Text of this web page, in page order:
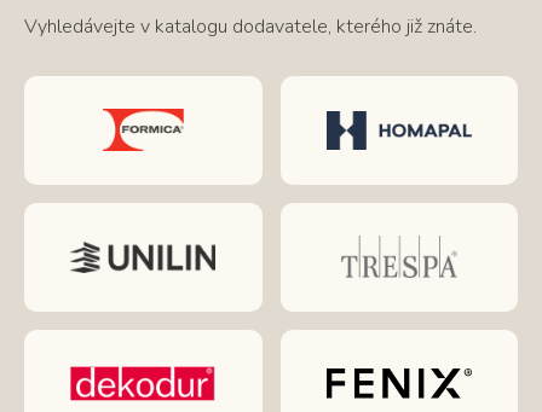
Vyhledávejte v katalogu dodavatele, kterého již znáte.